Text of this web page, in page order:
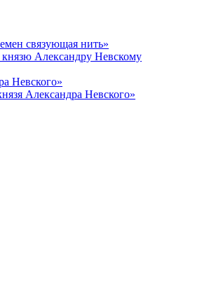
связующая нить»
Александру Невскому
Невского»
Александра Невского»